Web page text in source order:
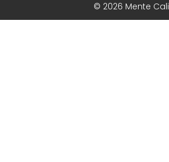
© 2026 Mente Cali